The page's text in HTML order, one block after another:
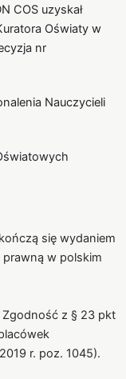
COS uzyskał
Oświaty w
nr
Nauczycieli
się wydaniem
prawną w polskim
z § 23 pkt
r. poz. 1045).